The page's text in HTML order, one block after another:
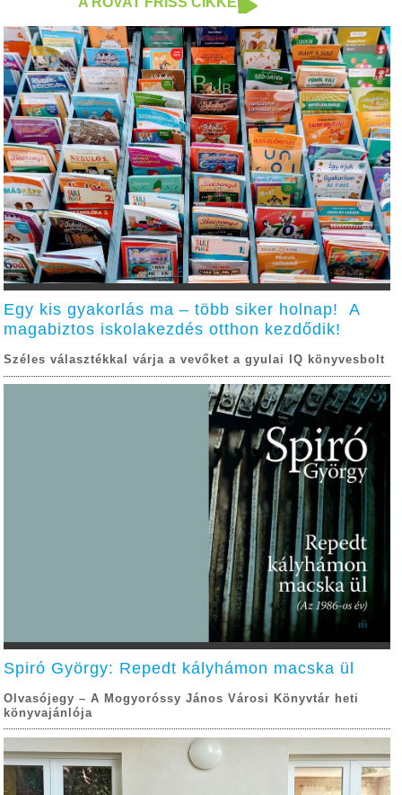
Egy kis gyakorlás ma – több siker holnap! A
magabiztos iskolakezdés otthon kezdődik!
Széles választékkal várja a vevőket a gyulai IQ könyvesbolt
Spiró György: Repedt kályhámon macska ül
Olvasójegy – A Mogyoróssy János Városi Könyvtár heti
könyvajánlója